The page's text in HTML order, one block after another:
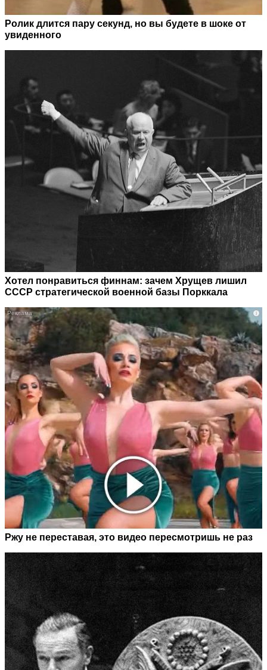
Ролик длится пару секунд, но вы будете в шоке от
увиденного
Хотел понравиться финнам: зачем Хрущев лишил
СССР стратегической военной базы Порккала
i
Ржу не переставая, это видео пересмотришь не раз